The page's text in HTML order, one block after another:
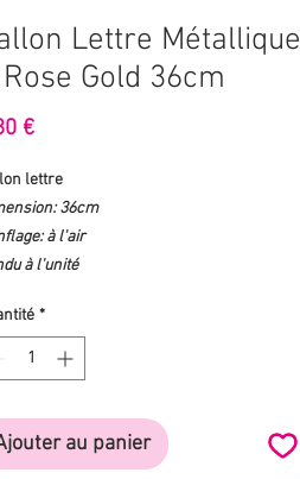
Lettre Métallique
Gold 36cm
€Prix
lettre
36cm
à l'air
à l'unité
*
au panier